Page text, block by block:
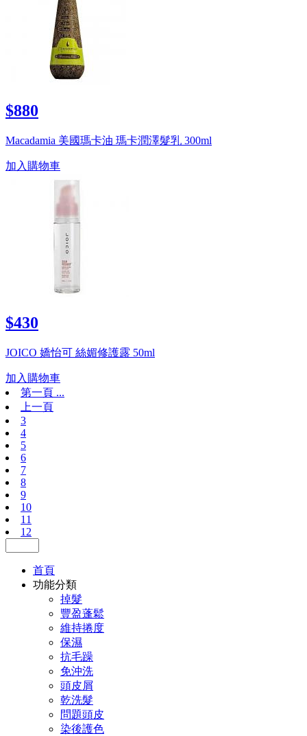
$880
Macadamia 美國瑪卡油 瑪卡潤澤髮乳 300ml
加入購物車
$430
JOICO 嬌怡可 絲媚修護露 50ml
加入購物車
第一頁 ...
上一頁
3
4
5
6
7
8
9
10
11
12
首頁
功能分類
掉髮
豐盈蓬鬆
維持捲度
保濕
抗毛躁
免沖洗
頭皮屑
乾洗髮
問題頭皮
染後護色